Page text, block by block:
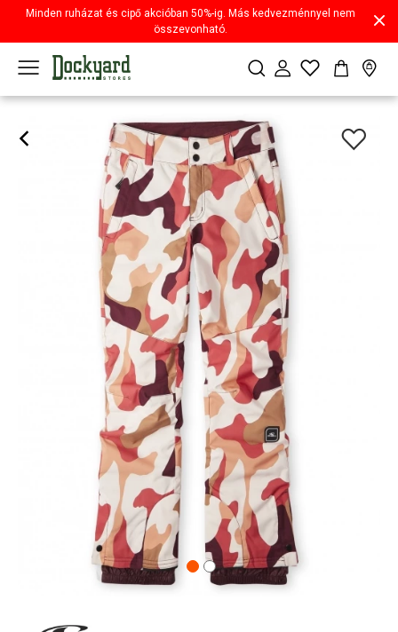
Minden ruházat és cipő akcióban 50%-ig. Más kedvezménnyel nem
összevonható.